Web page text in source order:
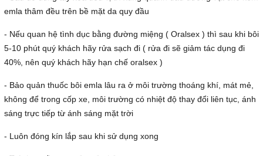
emla thâm đều trên bề mặt da quy đầu
- Nếu quan hệ tình dục bằng đường miệng ( Oralsex ) thì sau khi bôi
5-10 phút quý khách hãy rửa sạch đi ( rửa đi sẽ giảm tác dụng đi
40%, nên quý khách hãy hạn chế oralsex )
- Bảo quản thuốc bôi emla lâu ra ở môi trường thoáng khí, mát mẻ,
không để trong cốp xe, môi trường có nhiệt độ thay đổi liên tục, ánh
sáng trực tiếp từ ánh sáng mặt trời
- Luôn đóng kín lắp sau khi sử dụng xong